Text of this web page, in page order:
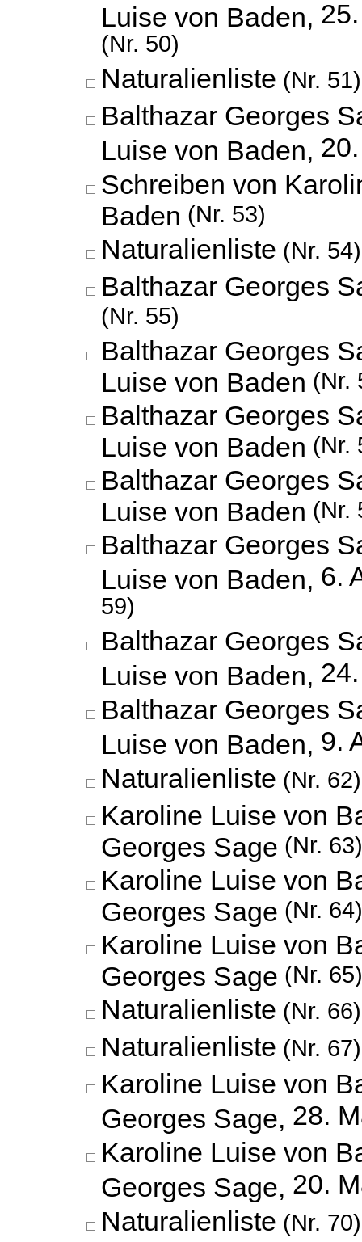
Luise von Baden,
(Nr. 50)
Naturalienliste (Nr. 51)
Balthazar Georges
Luise von Baden,
Schreiben von
Baden (Nr. 53)
Naturalienliste (Nr. 54)
Balthazar Georges
(Nr. 55)
Balthazar Georges
Luise von Baden (Nr.
Balthazar Georges
Luise von Baden (Nr.
Balthazar Georges
Luise von Baden (Nr.
Balthazar Georges
Luise von Baden, 6.
59)
Balthazar Georges
Luise von Baden,
Balthazar Georges
Luise von Baden, 9.
Naturalienliste (Nr. 62)
Karoline Luise von
Georges Sage (Nr. 63)
Karoline Luise von
Georges Sage (Nr. 64)
Karoline Luise von
Georges Sage (Nr. 65)
Naturalienliste (Nr. 66)
Naturalienliste (Nr. 67)
Karoline Luise von
Georges Sage, 28.
Karoline Luise von
Georges Sage, 20.
Naturalienliste (Nr. 70)